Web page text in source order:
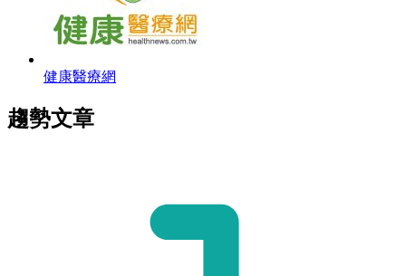
健康醫療網
趨勢文章